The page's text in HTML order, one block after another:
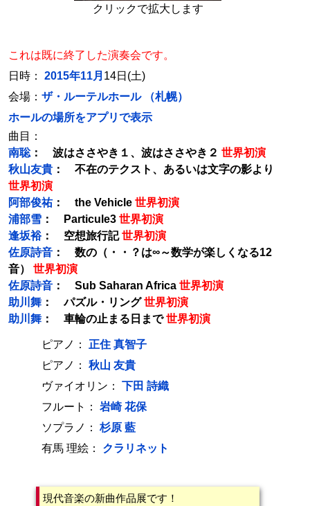
クリックで拡大します
これは既に終了した演奏会です。
日時： 2015年11月 14日(土)
会場： ザ・ルーテルホール （札幌）
ホールの場所をアプリで表示
曲目：
南聡： 波はささやき１、波はささやき２ 世界初演
秋山友貴 ： 不在のテクスト、あるいは文字の影より
世界初演
阿部俊祐： the Vehicle 世界初演
浦部雪 ： Particule3 世界初演
逢坂裕： 空想旅行記世界初演
佐原詩音 ： 数の（・・？は∞～数学が楽しくなる12
音） 世界初演
佐原詩音 ： Sub Saharan Africa 世界初演
助川舞 ： パズル・リング世界初演
助川舞 ： 車輪の止まる日まで世界初演
ピアノ： 正住 真智子
ピアノ： 秋山 友貴
ヴァイオリン： 下田 詩織
フルート： 岩崎 花保
ソプラノ： 杉原 藍
有馬 理絵： クラリネット
現代音楽の新曲作品展です！